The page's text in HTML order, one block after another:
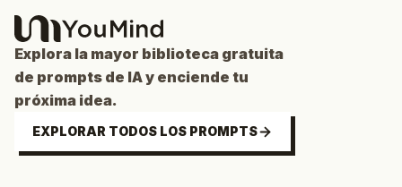
Explora la mayor biblioteca gratuita
de prompts de IA y enciende tu
próxima idea.
EXPLORAR TODOS LOS PROMPTS